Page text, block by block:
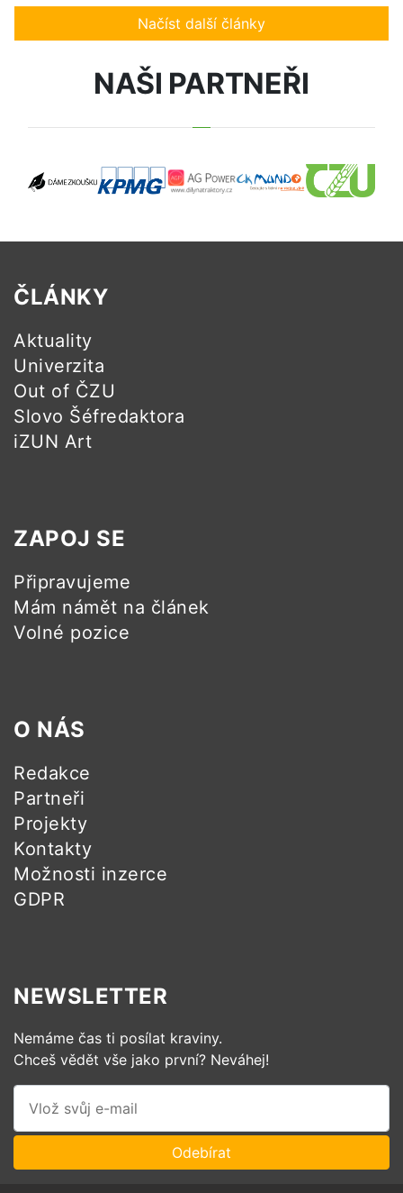
Načíst další články
NAŠI PARTNEŘI
ČLÁNKY
Aktuality
Univerzita
Out of ČZU
Slovo Šéfredaktora
iZUN Art
ZAPOJ SE
Připravujeme
Mám námět na článek
Volné pozice
O NÁS
Redakce
Partneři
Projekty
Kontakty
Možnosti inzerce
GDPR
NEWSLETTER
Nemáme čas ti posílat kraviny.
Chceš vědět vše jako první? Neváhej!